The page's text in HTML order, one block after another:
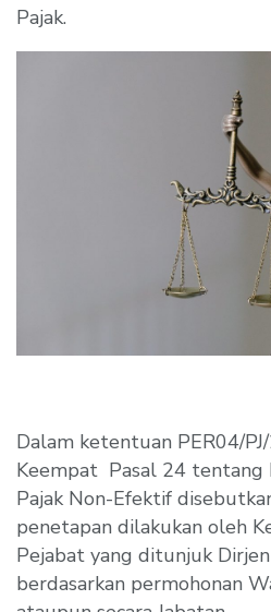
Pajak.
Dalam ketentuan PER04/
Keempat Pasal 24 tentang
Pajak Non-Efektif
penetapan dilakukan oleh
Pejabat yang ditunjuk
berdasarkan permohonan